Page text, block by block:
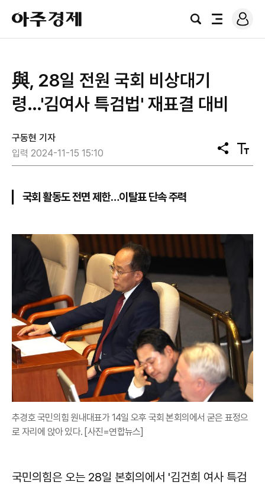
아
주
경
검
전
로
그
與, 28일 전원 국회 비상대기
령…'김여사 특검법' 재표결 대비
구동현 기자
입력 2024-11-15 15:10
공
유
텍
스
국회 활동도 전면 제한…이탈표 단속 주력
추경호 국민의힘 원내대표가 14일 오후 국회 본회의에서 굳은 표정으
로 자리에 앉아 있다. [사진=연합뉴스]
국민의힘은 오는 28일 본회의에서 '김건희 여사 특검